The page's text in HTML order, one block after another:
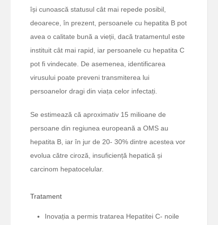
își cunoască statusul cât mai repede posibil,
deoarece, în prezent, persoanele cu hepatita B pot
avea o calitate bună a vieții, dacă tratamentul este
instituit cât mai rapid, iar persoanele cu hepatita C
pot fi vindecate. De asemenea, identificarea
virusului poate preveni transmiterea lui
persoanelor dragi din viața celor infectați.
Se estimează că aproximativ 15 milioane de
persoane din regiunea europeană a OMS au
hepatita B, iar în jur de 20- 30% dintre acestea vor
evolua către ciroză, insuficiență hepatică și
carcinom hepatocelular.
Tratament
Inovația a permis tratarea Hepatitei C- noile